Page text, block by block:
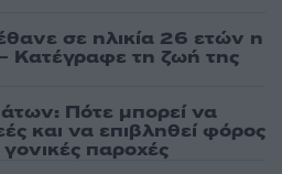
σε ηλικία 26 ετών η
Kατέγραφε τη ζωή της
Πότε μπορεί να
και να επιβληθεί φόρος
γονικές παροχές